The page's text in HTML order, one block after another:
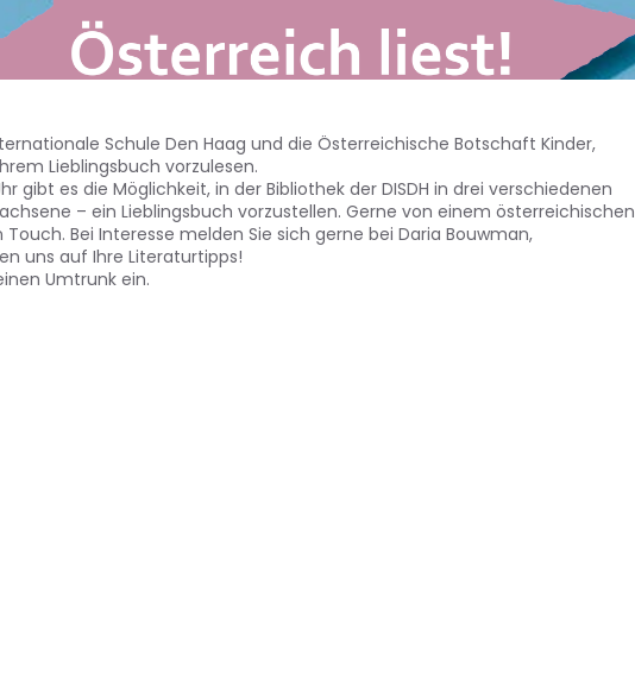
Schule Den Haag und die Österreichische Botschaft Kinder,
Lieblingsbuch vorzulesen.
gibt es die Möglichkeit, in der Bibliothek der DISDH in drei verschiedenen
– ein Lieblingsbuch vorzustellen. Gerne von einem österreichischen
Bei Interesse melden Sie sich gerne bei Daria Bouwman,
uns auf Ihre Literaturtipps!
Umtrunk ein.